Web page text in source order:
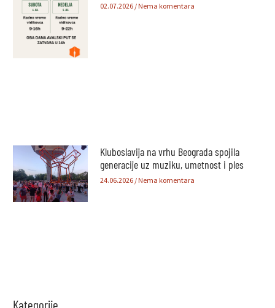
02.07.2026 Nema komentara
Kluboslavija na vrhu Beograda spojila
generacije uz muziku, umetnost i ples
24.06.2026 Nema komentara
Kategorije